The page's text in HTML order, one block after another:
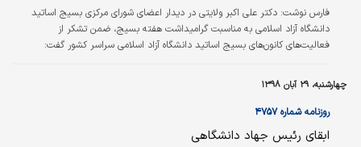
فارس نوشت: دکتر علی اکبر ولایتی در دیدار اعضای شورای مرکزی بسیج اساتید
دانشگاه آزاد اسلامی به مناسبت گرامیداشت هفته بسیج، ضمن تشکر از
فعالیت‌های کانون‌های بسیج اساتید دانشگاه آزاد اسلامی سراسر کشور گفت:
و دینی، به سطح رشد و تعالی دست یابد.
چهارشنبه، ۲۹ آبان ۱۳۹۸
روزنامه شماره ۴۷۵۷
ابقای رئیس جهاد دانشگاهی